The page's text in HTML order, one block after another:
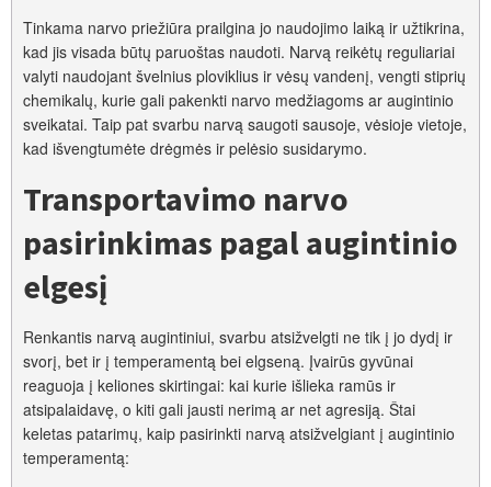
Tinkama narvo priežiūra prailgina jo naudojimo laiką ir užtikrina,
kad jis visada būtų paruoštas naudoti. Narvą reikėtų reguliariai
valyti naudojant švelnius ploviklius ir vėsų vandenį, vengti stiprių
chemikalų, kurie gali pakenkti narvo medžiagoms ar augintinio
sveikatai. Taip pat svarbu narvą saugoti sausoje, vėsioje vietoje,
kad išvengtumėte drėgmės ir pelėsio susidarymo.
Transportavimo narvo
pasirinkimas pagal augintinio
elgesį
Renkantis narvą augintiniui, svarbu atsižvelgti ne tik į jo dydį ir
svorį, bet ir į temperamentą bei elgseną. Įvairūs gyvūnai
reaguoja į keliones skirtingai: kai kurie išlieka ramūs ir
atsipalaidavę, o kiti gali jausti nerimą ar net agresiją. Štai
keletas patarimų, kaip pasirinkti narvą atsižvelgiant į augintinio
temperamentą: